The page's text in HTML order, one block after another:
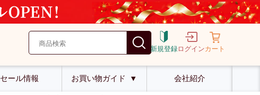
新規登録ログインカート
セール情報 お買い物ガイド ▼ 会社紹介